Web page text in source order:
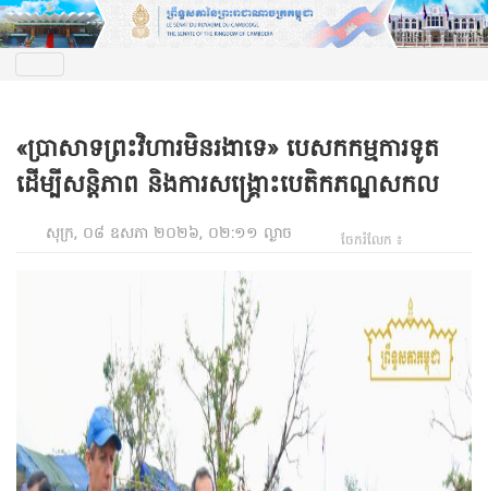
«ប្រាសាទព្រះវិហារមិនរងាទេ» បេសកកម្មការទូត
ដើម្បីសន្តិភាព និងការសង្គ្រោះបេតិកភណ្ឌសកល
សុក្រ, ០៨ ឧសភា ២០២៦, ០២:១១ ល្ងាច ចែករំលែក ៖